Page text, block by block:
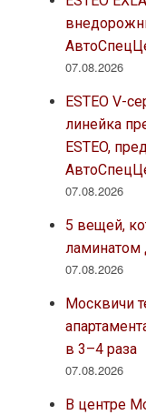
07.08.2026
ESTEO V-
линейка
ESTEO,
07.08.2026
5 вещей,
ламинатом
07.08.2026
Москвичи
в 3–4 раза
07.08.2026
В центре